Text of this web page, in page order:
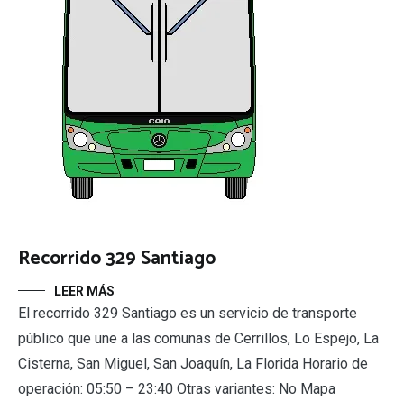
Recorrido 329 Santiago
LEER MÁS
El recorrido 329 Santiago es un servicio de transporte
público que une a las comunas de Cerrillos, Lo Espejo, La
Cisterna, San Miguel, San Joaquín, La Florida Horario de
operación: 05:50 – 23:40 Otras variantes: No Mapa